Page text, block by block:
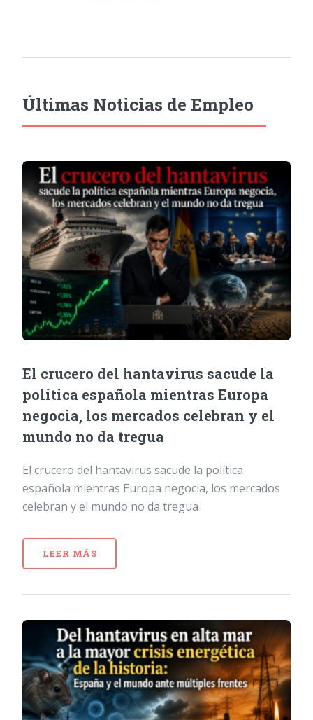
Últimas Noticias de Empleo
El crucero del hantavirus sacude la
política española mientras Europa
negocia, los mercados celebran y el
mundo no da tregua
El crucero del hantavirus sacude la política
española mientras Europa negocia, los mercados
celebran y el mundo no da tregua
LEER MÁS